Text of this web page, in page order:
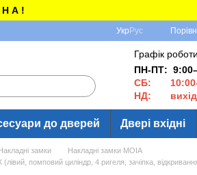
А !
Укр Рус
Графік
ПН-ПТ:
СБ:
НД:
до дверей Двері вхідні
замки
Накладні замки MOIA
помповий циліндр, 4 ригеля, зачіпка,